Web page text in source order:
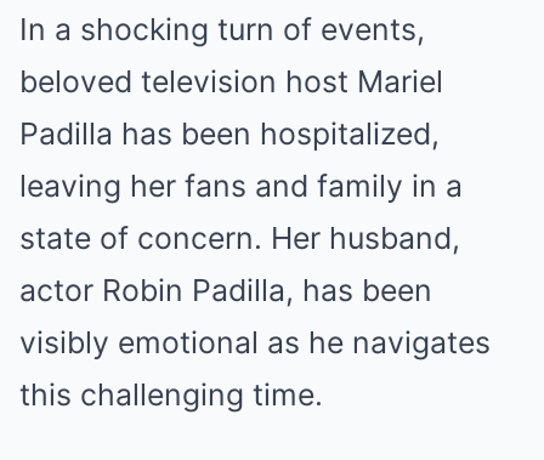
In a shocking turn of events,
beloved television host Mariel
Padilla has been hospitalized,
leaving her fans and family in a
state of concern. Her husband,
actor Robin Padilla, has been
visibly emotional as he navigates
this challenging time.